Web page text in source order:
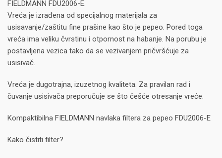
FIELDMANN FDU2006-E.
Vreća je izrađena od specijalnog materijala za
usisavanje/zaštitu fine prašine kao što je pepeo. Pored toga
vreća ima veliku čvrstinu i otpornost na habanje. Na porubu je
postavljena vezica tako da se vezivanjem pričvršćuje za
usisivač.
Vreća je dugotrajna, izuzetnog kvaliteta. Za pravilan rad i
čuvanje usisivača preporučuje se što češće otresanje vreće.
Kompaktibilna FIELDMANN navlaka filtera za pepeo FDU2006-E
Kako čistiti filter?